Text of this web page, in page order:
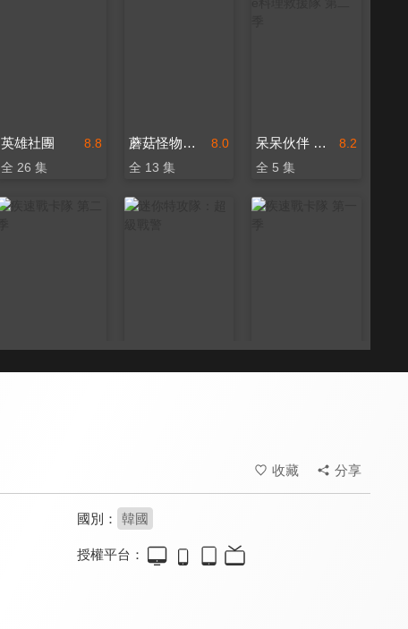
8.8
英雄社團
全 26 集
8.0
蘑菇怪物的日常
全 13 集
8.2
呆呆伙伴 台灣味ê料理救援隊 第二季
全 5 集
收藏 分享
國別： 韓國
授權平台：